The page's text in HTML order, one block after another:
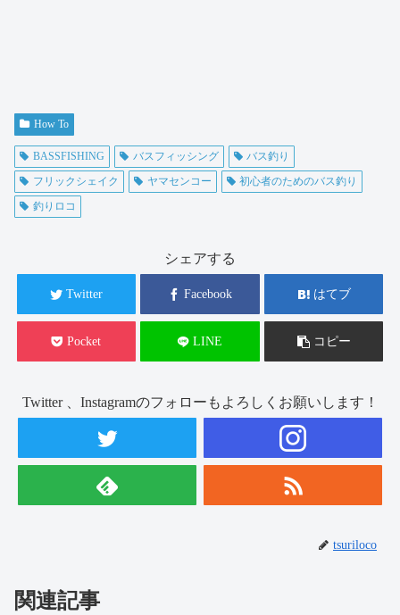
How To
BASSFISHING バスフィッシング
バス釣り
フリックシェイク
ヤマセンコー
初心者のためのバス釣り
釣りロコ
シェアする
Twitter Facebook はてブ
Pocket LINE コピー
Twitter 、Instagramのフォローもよろしくお願いします！
tsuriloco
関連記事